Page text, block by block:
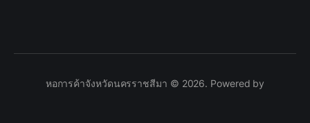
หอการค้าจังหวัดนครราชสีมา © 2026. Powered by